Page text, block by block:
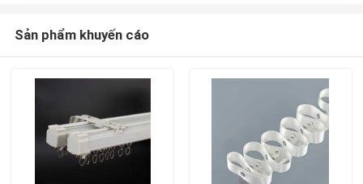
Sản phẩm khuyến cáo